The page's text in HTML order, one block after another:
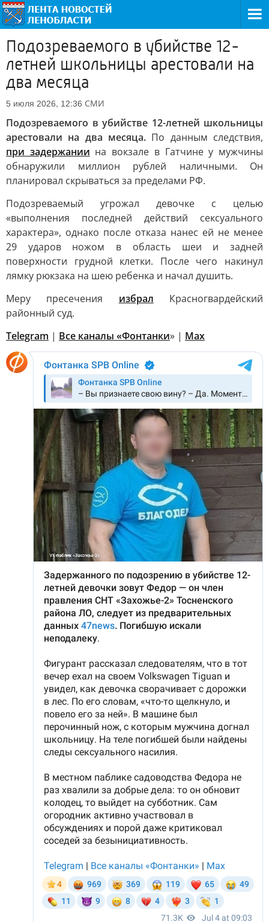
Подозреваемого в убийстве 12-
летней школьницы арестовали на
два месяца
5 июля 2026, 12:36 СМИ
Подозреваемого в убийстве 12-летней школьницы
арестовали на два месяца. По данным следствия,
при задержании на вокзале в Гатчине у мужчины
обнаружили миллион рублей наличными. Он
планировал скрываться за пределами РФ.
Подозреваемый угрожал девочке с целью
«выполнения последней действий сексуального
характера», однако после отказа нанес ей не менее
29 ударов ножом в область шеи и задней
поверхности грудной клетки. После чего накинул
лямку рюкзака на шею ребенка и начал душить.
Меру пресечения избрал Красногвардейский
районный суд.
Telegram | Все каналы «Фонтанки» | Max